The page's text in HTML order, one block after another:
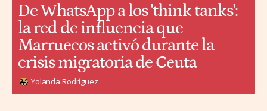
De WhatsApp a los 'think tanks':
la red de influencia que
Marruecos activó durante la
crisis migratoria de Ceuta
Yolanda Rodríguez